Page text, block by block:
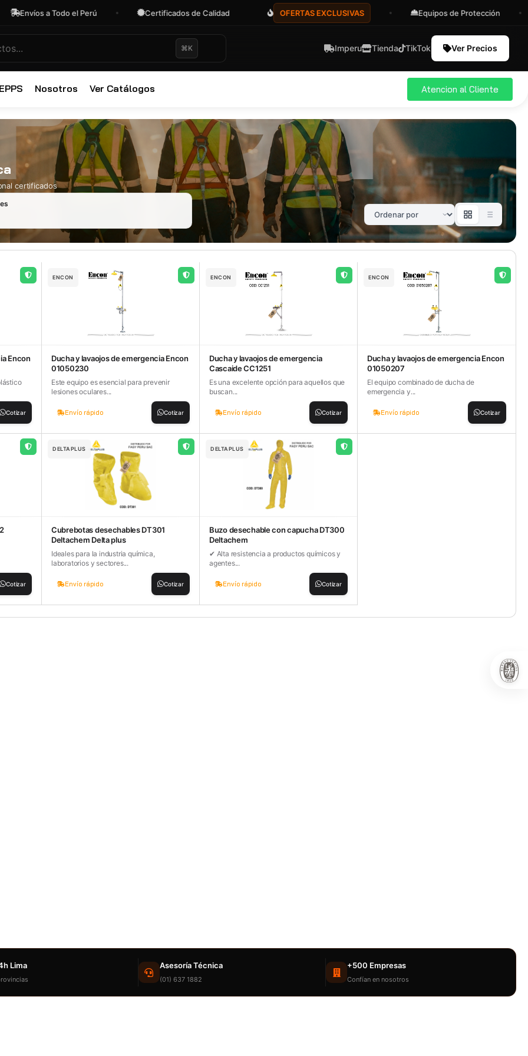
✕
Envíos a Todo el Perú Certificados de Calidad OFERTAS EXCLUSIVAS Equipos de Protección
⌘K Imperu Tienda TikTok Ver Precios
Nosotros Ver Catálogos Atencion al Cliente
certificados
Ropa Industrial
723 productos
Encon
Cotizar
ENCON
Ducha y lavaojos de emergencia Encon
01050230
Este equipo es esencial para prevenir
lesiones oculares...
Envío rápido Cotizar
ENCON
Ducha y lavaojos de emergencia
Cascaide CC1251
Es una excelente opción para aquellos que
buscan...
Envío rápido Cotizar
ENCON
Ducha y lavaojos de emergencia Encon
01050207
El equipo combinado de ducha de
emergencia y...
Envío rápido Cotizar
Cotizar
DELTAPLUS
Cubrebotas desechables DT301
Deltachem Delta plus
Ideales para la industria química,
laboratorios y sectores...
Envío rápido Cotizar
DELTAPLUS
Buzo desechable con capucha DT300
Deltachem
✔ Alta resistencia a productos químicos y
agentes...
Envío rápido Cotizar
Lima Asesoría Técnica
(01) 637 1882
+500 Empresas
Confían en nosotros